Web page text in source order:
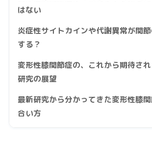
はない
炎症性サイトカインや代謝異常が関
する？
変形性膝関節症の、これから期待さ
研究の展望
最新研究から分かってきた変形性膝
合い方